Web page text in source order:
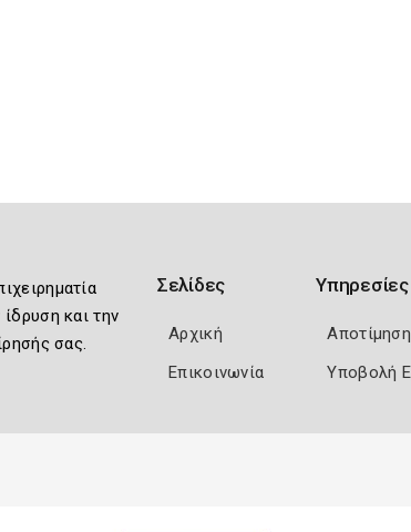
και την
σας.
Σελίδες
Αρχική
Επικοινωνία
Υπηρεσίες
Υποβολή